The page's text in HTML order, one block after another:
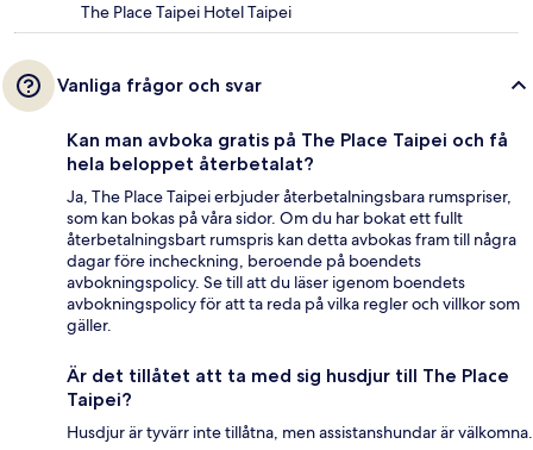
The Place Taipei Hotel Taipei
Vanliga frågor och svar
Kan man avboka gratis på The Place Taipei och få
hela beloppet återbetalat?
Ja, The Place Taipei erbjuder återbetalningsbara rumspriser,
som kan bokas på våra sidor. Om du har bokat ett fullt
återbetalningsbart rumspris kan detta avbokas fram till några
dagar före incheckning, beroende på boendets
avbokningspolicy. Se till att du läser igenom boendets
avbokningspolicy för att ta reda på vilka regler och villkor som
gäller.
Är det tillåtet att ta med sig husdjur till The Place
Taipei?
Husdjur är tyvärr inte tillåtna, men assistanshundar är välkomna.